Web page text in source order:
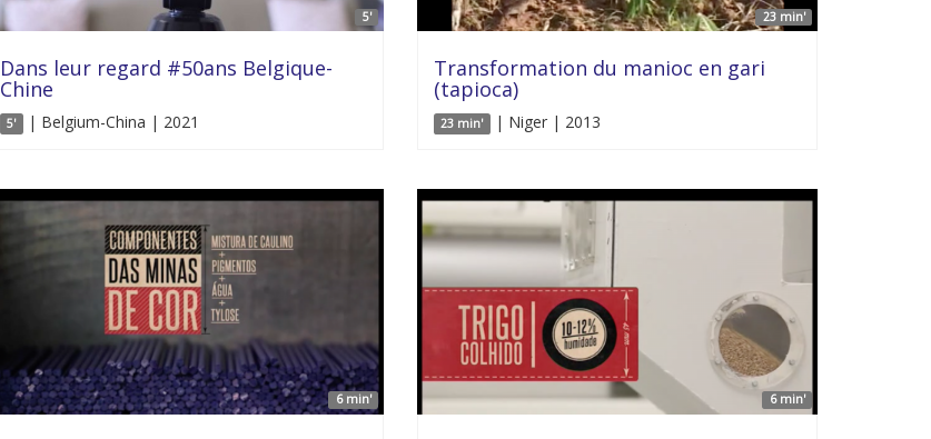
5'
Dans leur regard #50ans Belgique-
Chine
5' | Belgium-China | 2021
23 min'
Transformation du manioc en gari
(tapioca)
23 min' | Niger | 2013
6 min' 6 min'